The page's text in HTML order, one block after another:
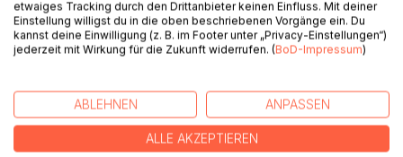
Personen hat es so wirklich gegeben und auch
das Dorf ist fingiert. Doch viele Bruchstücke, die auf ihrem
Hintergrund einer Wirklichkeit entsprechen, sind hier zu
um so ein Menschenleben in einer ganz besonderen
Gemeinschaft und in einer ganz besonderen Umwelt
darzustellen.
Damit wird der ganze Ablauf des kurzen Lebens
etwaiges Tracking durch den Drittanbieter keinen Einfluss. Mit deiner
Einstellung willigst du in die oben beschriebenen Vorgänge ein. Du
kannst deine Einwilligung (z. B. im Footer unter „Privacy-Einstellungen“)
jederzeit mit Wirkung für die Zukunft widerrufen. (BoD-Impressum)
ABLEHNEN ANPASSEN
ALLE AKZEPTIEREN